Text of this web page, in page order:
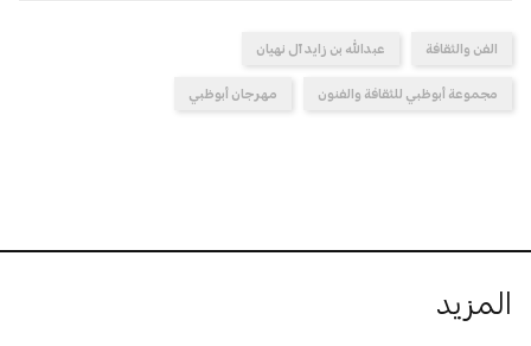
الفن والثقافة عبدالله بن زايد آل نهيان
مجموعة أبوظبي للثقافة والفنون مهرجان أبوظبي
المزيد